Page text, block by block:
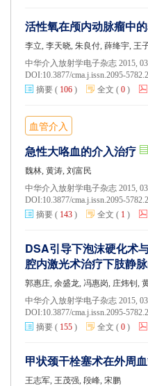
活性氧在颅内动脉瘤中
李立, 李天晓, 朱良付, 薛绛宇, 王
中华介入放射学电子杂志 2015,
DOI:10.3877/cma.j.issn.2095-
摘要 ( 106 ) 全文 ( 0 )
血管介入
急性大咯血的介入治疗
魏林, 黄涛, 刘富民
中华介入放射学电子杂志 2015,
DOI:10.3877/cma.j.issn.2095-
摘要 ( 143 ) 全文 ( 1 )
DSA引导下泡沫硬化术
腔内激光术治疗下肢静
郭惠庄, 余盛龙, 冯惠岗, 庄炜钊,
中华介入放射学电子杂志 2015,
DOI:10.3877/cma.j.issn.2095-
摘要 ( 155 ) 全文 ( 0 )
甲状颈干栓塞术在外周
王志军, 王茂强, 段峰, 宋鹏